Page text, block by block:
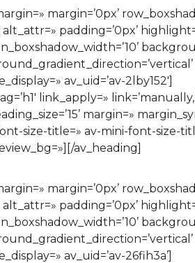
margin=’0px’
padding=’0px’
av_uid=’av-2lby152′]
link_apply=»
margin=»
size-title=» av-mini-font-size-
av_heading]
margin=’0px’
padding=’0px’
av_uid=’av-26fih3a’]